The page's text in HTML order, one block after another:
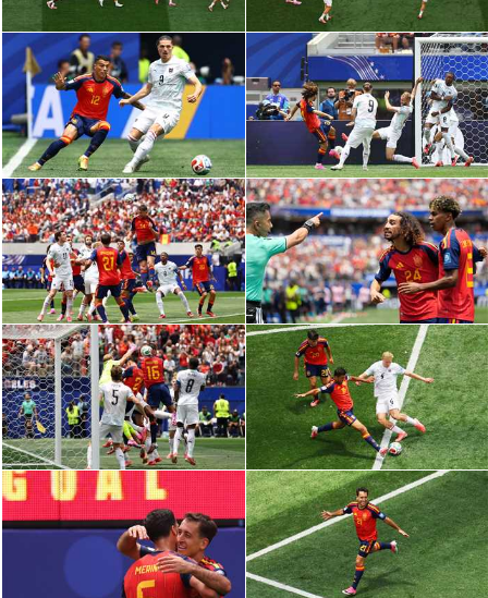
أقسام
الكرة المصرية
الدوري المصري
الكرة الأوروبية
الكرة الإفريقية
منتخب مصر
سعودي في الجول
الدوري الإنجليزي
الدوري الإسباني
دوري أبطال أوروبا
القسم الثاني
رياضات أخرى
أمم إفريقيا